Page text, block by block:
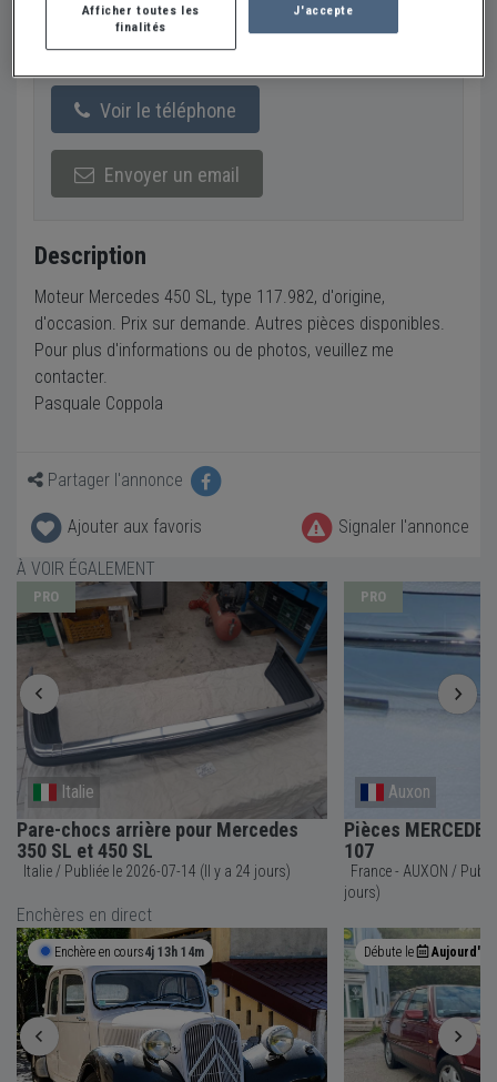
Vendeur Particulier
Italie
Voir le téléphone
Envoyer un email
Description
Moteur Mercedes 450 SL, type 117.982, d'origine,
d'occasion. Prix sur demande. Autres pièces disponibles.
Pour plus d'informations ou de photos, veuillez me
contacter.
Pasquale Coppola
Partager l'annonce
Ajouter aux favoris
Signaler l'annonce
À VOIR ÉGALEMENT
PRO
Italie
Pare-chocs arrière pour Mercedes
350 SL et 450 SL
Italie / Publiée le 2026-07-14 (Il y a 24 jours)
PRO
Auxon
Pièces
107
France - AUXON / Publiée le 2026-07-19 (Il y a 19
jours)
Enchères en direct
Enchère en cours4j 13h 14m Débute le Aujourd'hui
Afficher toutes les
finalités
J'accepte